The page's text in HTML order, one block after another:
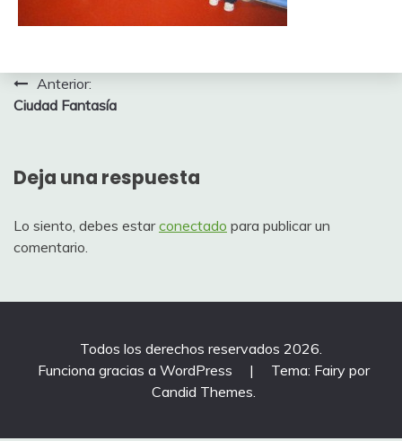
Navegación
de
Anterior:
Ciudad Fantasía
Deja una respuesta
Lo siento, debes estarconectado para publicar un
comentario.
Todos los derechos reservados 2026.
Funciona gracias a WordPress
|
Tema: Fairy por
Candid Themes